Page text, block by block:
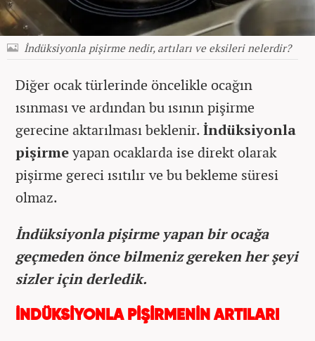
İndüksiyonla pişirme nedir, artıları ve eksileri nelerdir?
Diğer ocak türlerinde öncelikle ocağın
ısınması ve ardından bu ısının pişirme
gerecine aktarılması beklenir.İndüksiyonla
pişirmeyapan ocaklarda ise direkt olarak
pişirme gereci ısıtılır ve bu bekleme süresi
olmaz.
İndüksiyonla pişirme yapan bir ocağa
geçmeden önce bilmeniz gereken her şeyi
sizler için derledik.
İNDÜKSİYONLA PİŞİRMENİN ARTILARI